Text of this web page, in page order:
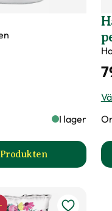
I lager
till Kumulus